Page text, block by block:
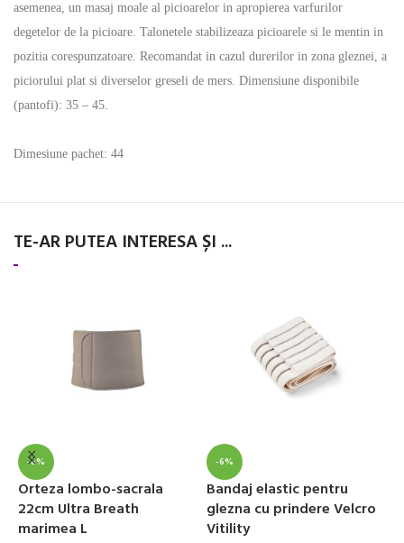
asemenea, un masaj moale al picioarelor in apropierea varfurilor
degetelor de la picioare. Talonetele stabilizeaza picioarele si le mentin in
pozitia corespunzatoare. Recomandat in cazul durerilor in zona gleznei, a
piciorului plat si diverselor greseli de mers. Dimensiune disponibile
(pantofi): 35 – 45.
Dimesiune pachet: 44
TE-AR PUTEA INTERESA ȘI ...
-6%
Orteza lombo-sacrala
22cm Ultra Breath
marimea L
-6%
Bandaj elastic pentru
glezna cu prindere Velcro
Vitility